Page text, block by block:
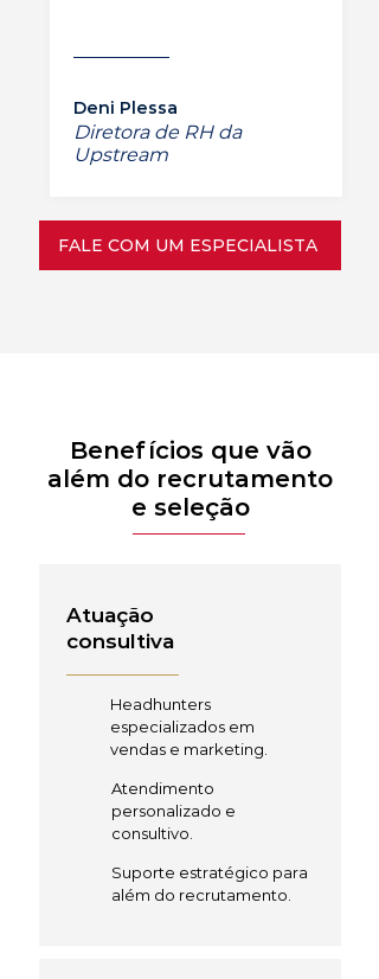
Deni Plessa
Diretora de RH da
Upstream
FALE COM UM ESPECIALISTA
Benefícios que vão
além do recrutamento
e seleção
Atuação
consultiva
Headhunters
especializados em
vendas e marketing.
Atendimento
personalizado e
consultivo.
Suporte estratégico para
além do recrutamento.